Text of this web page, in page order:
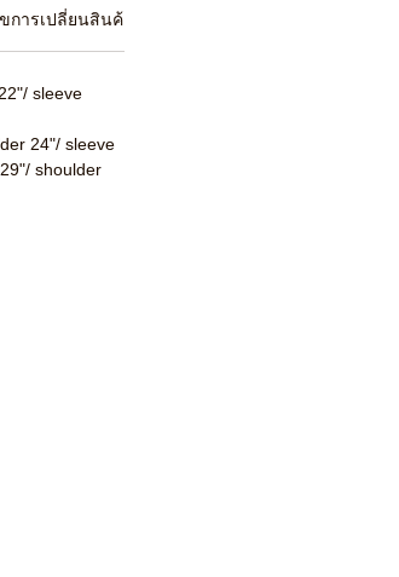
การเปลี่ยนสินค้า
sleeve
24"/ sleeve
shoulder